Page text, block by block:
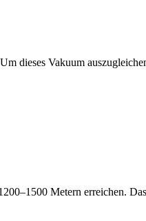
dieses Vakuum
Metern erreichen. Das